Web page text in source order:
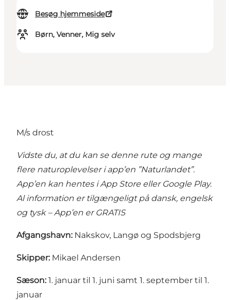
Besøg hjemmeside
Børn, Venner, Mig selv
M/s drost
Vidste du, at du kan se denne rute og mange
flere naturoplevelser iapp’en ”Naturlandet”.
App’en kan hentes i App Store eller Google Play.
Al information er tilgængeligt på dansk, engelsk
og tysk – App’en er GRATIS
Afgangshavn: Nakskov, Langø og Spodsbjerg
Skipper: Mikael Andersen
Sæson: 1. januar til 1. juni samt 1. september til 1.
januar